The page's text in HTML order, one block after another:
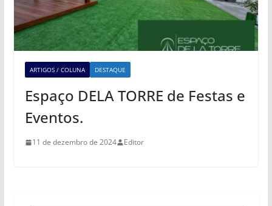
ARTIGOS / COLUNA DESTAQUE
Espaço DELA TORRE de Festas e
Eventos.
11 de dezembro de 2024 Editor